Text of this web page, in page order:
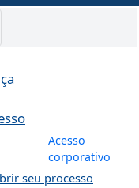
Menu de
Acesso
corporativo
seu processo